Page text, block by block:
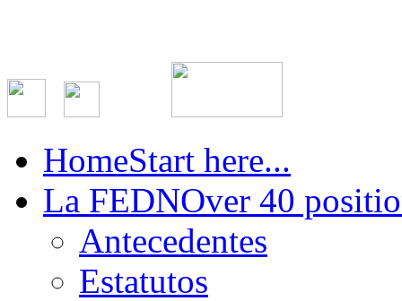
HomeStart here...
La FEDNOver 40
Antecedentes
Estatutos